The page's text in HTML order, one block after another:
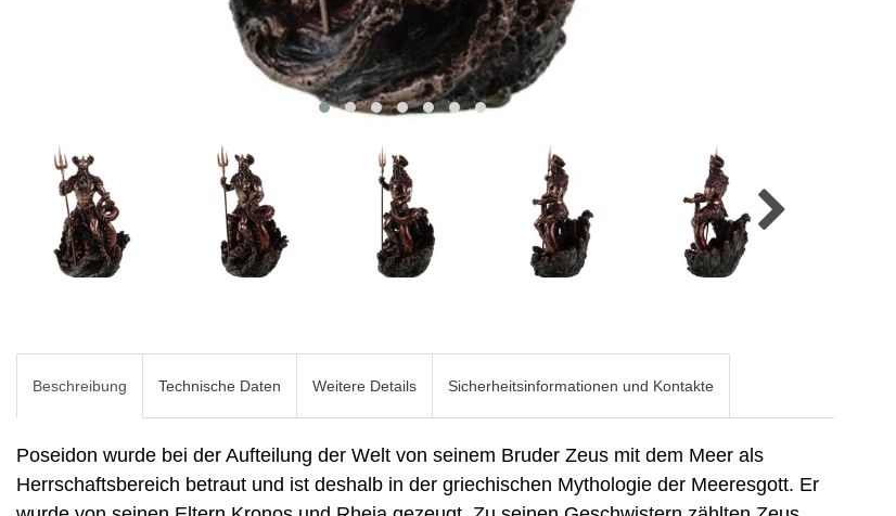
Beschreibung Technische Daten Weitere Details Sicherheitsinformationen und Kontakte
Poseidon wurde bei der Aufteilung der Welt von seinem Bruder Zeus mit dem Meer als
Herrschaftsbereich betraut und ist deshalb in der griechischen Mythologie der Meeresgott. Er